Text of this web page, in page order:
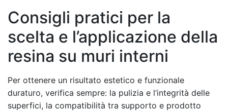
Consigli pratici per la
scelta e l’applicazione della
resina su muri interni
Per ottenere un risultato estetico e funzionale
duraturo, verifica sempre: la pulizia e l’integrità delle
superfici, la compatibilità tra supporto e prodotto